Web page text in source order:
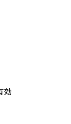
効